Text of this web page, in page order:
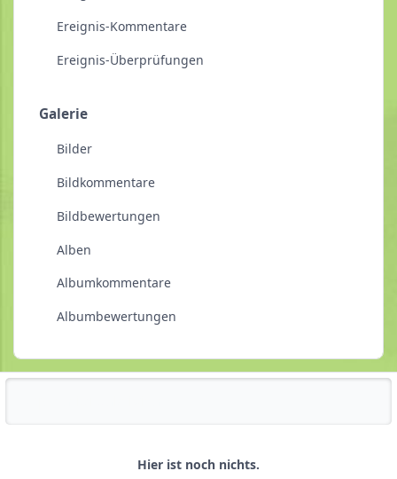
Ereignis-Kommentare
Ereignis-Überprüfungen
Galerie
Bilder
Bildkommentare
Bildbewertungen
Alben
Albumkommentare
Albumbewertungen
Hier ist noch nichts.